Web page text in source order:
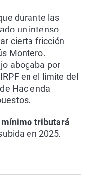
durante las
un intenso
cierta fricción
Montero.
abogaba por
en el límite del
Hacienda
tributará
en 2025.